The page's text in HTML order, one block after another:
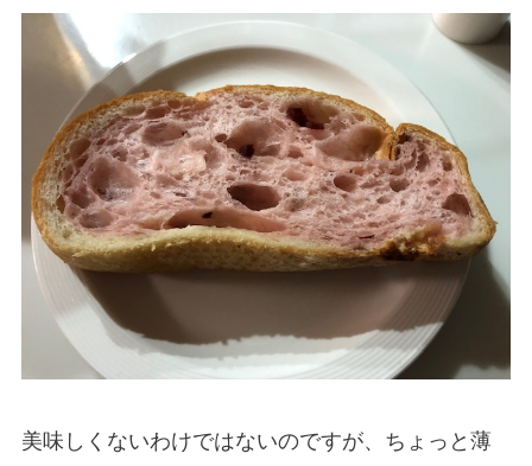
美味しくないわけではないのですが、ちょっと薄